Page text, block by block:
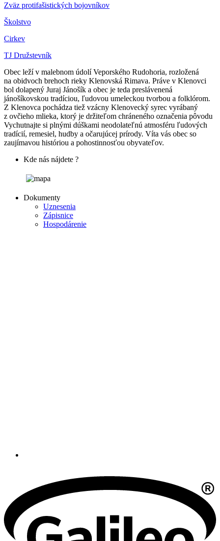
Zväz protifašistických bojovníkov
Školstvo
Cirkev
TJ Družstevník
Obec leží v malebnom údolí Veporského Rudohoria, rozložená
na obidvoch brehoch rieky Klenovská Rimava. Práve v Klenovci
bol dolapený Juraj Jánošík a obec je teda preslávenená
jánošíkovskou tradíciou, ľudovou umeleckou tvorbou a folklórom.
Z Klenovca pochádza tiež vzácny Klenovecký syrec vyrábaný
z ovčieho mlieka, ktorý je držiteľom chráneného označenia pôvodu
Vychutnajte si plnými dúškami neodolateľnú atmosféru ľudových
tradícií, remesiel, hudby a očarujúcej prírody. Víta vás obec so
zaujímavou históriou a pohostinnosťou obyvateľov.
Kde nás nájdete ?
Dokumenty
Uznesenia
Zápisnice
Hospodárenie